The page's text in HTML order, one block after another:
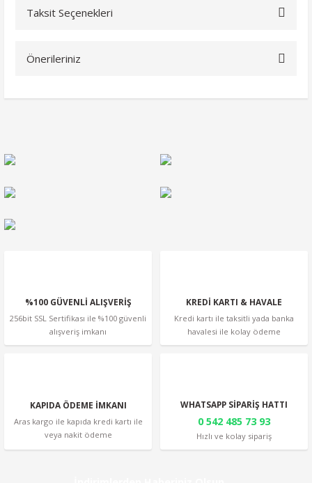
Taksit Seçenekleri
Önerileriniz
Ürün resmi kalitesiz, bozuk veya görüntülenemiyor.
Ürün açıklamasında eksik bilgiler bulunuyor.
%100 GÜVENLİ ALIŞVERİŞ
256bit SSL Sertifikası ile %100 güvenli
alışveriş imkanı
KREDİ KARTI & HAVALE
Kredi kartı ile taksitli yada banka
havalesi ile kolay ödeme
KAPIDA ÖDEME İMKANI
Aras kargo ile kapıda kredi kartı ile
veya nakit ödeme
WHATSAPP SİPARİŞ HATTI
0 542 485 73 93
Hızlı ve kolay sipariş